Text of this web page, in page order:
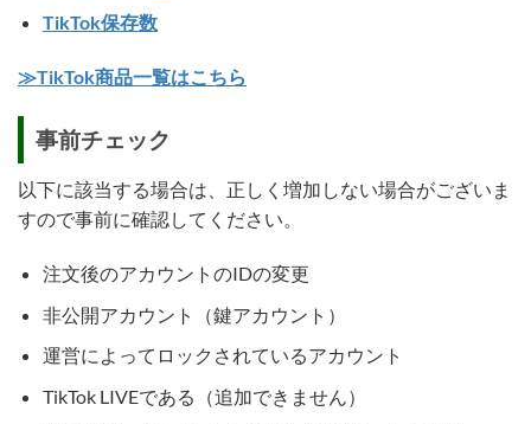
TikTok保存数
≫TikTok商品一覧はこちら
事前チェック
以下に該当する場合は、正しく増加しない場合がございま
すので事前に確認してください。
注文後のアカウントのIDの変更
非公開アカウント（鍵アカウント）
運営によってロックされているアカウント
TikTok LIVEである（追加できません）